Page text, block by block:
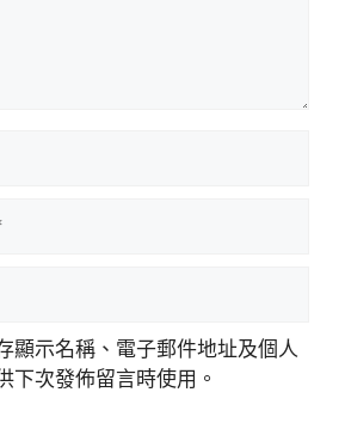
顯示名稱、電子郵件地址及個人
下次發佈留言時使用。